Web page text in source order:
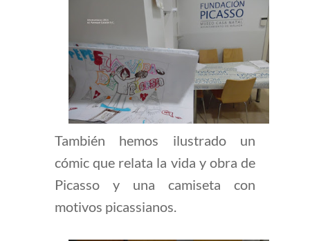
También hemos ilustrado un
cómic que relata la vida y obra de
Picasso y una camiseta con
motivos picassianos.